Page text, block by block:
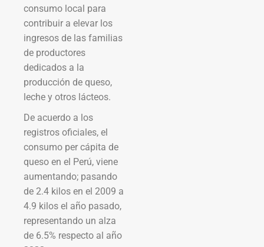
consumo local para
contribuir a elevar los
ingresos de las familias
de productores
dedicados a la
producción de queso,
leche y otros lácteos.
De acuerdo a los
registros oficiales, el
consumo per cápita de
queso en el Perú, viene
aumentando; pasando
de 2.4 kilos en el 2009 a
4.9 kilos el año pasado,
representando un alza
de 6.5% respecto al año